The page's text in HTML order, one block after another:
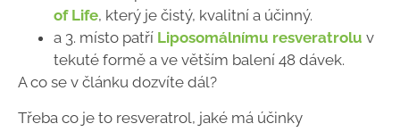
of Life, který je čistý, kvalitní a účinný.
a 3. místo patří Liposomálnímu resveratrolu v
tekuté formě a ve větším balení 48 dávek.
A co se v článku dozvíte dál?
Třeba co je to resveratrol, jaké má účinky